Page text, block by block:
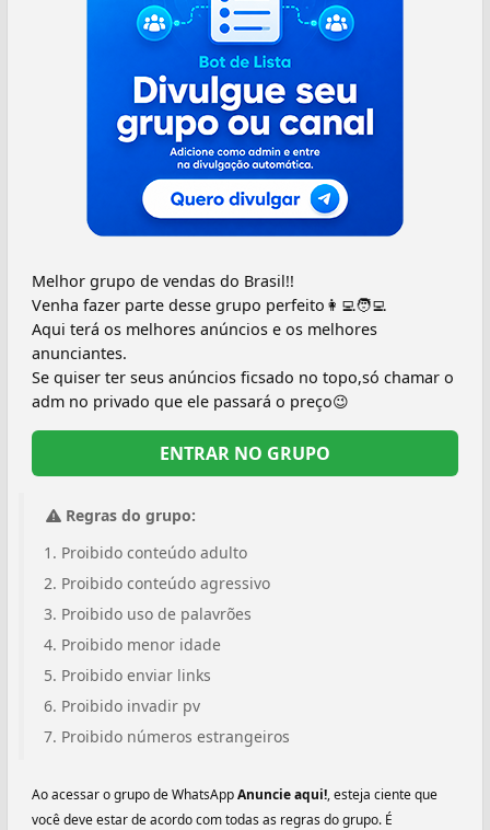
Melhor grupo de vendas do Brasil!!
Venha fazer parte desse grupo perfeito👩‍💻🧑‍💻
Aqui terá os melhores anúncios e os melhores
anunciantes.
Se quiser ter seus anúncios ficsado no topo,só chamar o
adm no privado que ele passará o preço😉
ENTRAR NO GRUPO
Regras do grupo:
Proibido conteúdo adulto
Proibido conteúdo agressivo
Proibido uso de palavrões
Proibido menor idade
Proibido enviar links
Proibido invadir pv
Proibido números estrangeiros
Ao acessar o grupo de WhatsAppAnuncie aqui!‍‍, esteja ciente que
você deve estar de acordo com todas as regras do grupo. É